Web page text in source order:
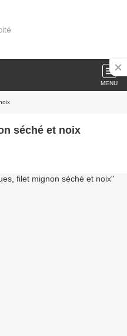
MENU
séché et noix